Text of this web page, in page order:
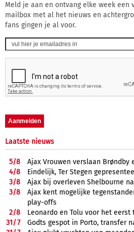
Meld je aan en ontvang elke week een
mailbox met al het nieuws en
fans gingen je al voor.
Laatste nieuws
5/8
Ajax Vrouwen verslaan Brøndby
4/8
Eindelijk, Ter Stegen
3/8
Ajax bij overleven Shelbourne
3/8
Ajax kent mogelijke
play-offs
2/8
Leonardo en Tolu voor het
31/7
Godts gespot in Porto, transfer